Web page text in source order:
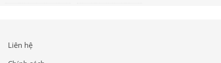
Liên hệ